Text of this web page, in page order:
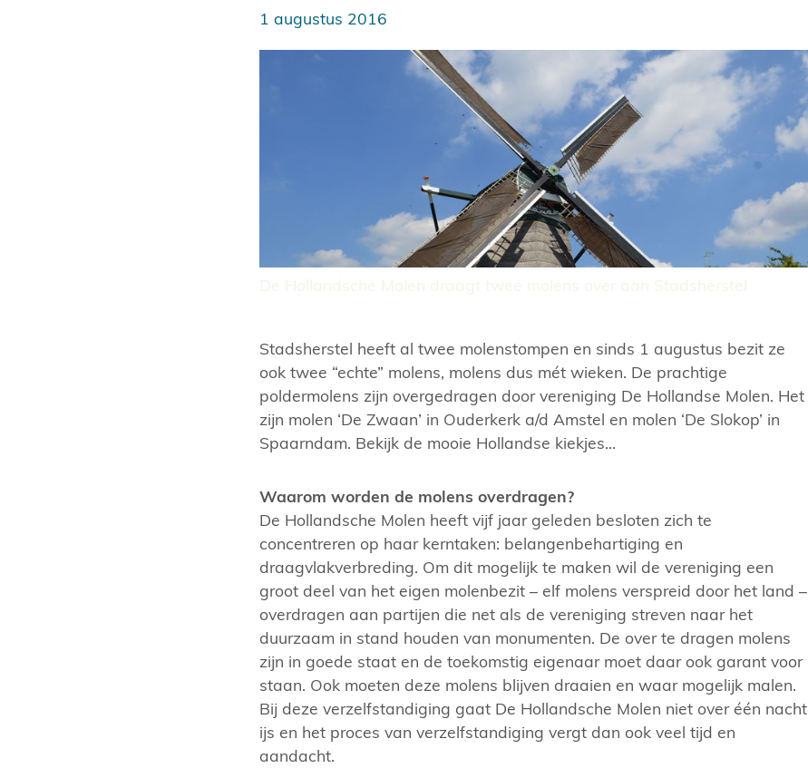
1 augustus 2016
Stadsherstel heeft al twee molenstompen en sinds 1 augustus bezit ze
ook twee “echte” molens, molens dus mét wieken. De prachtige
poldermolens zijn overgedragen door vereniging De Hollandse Molen. Het
zijn molen ‘De Zwaan’ in Ouderkerk a/d Amstel en molen ‘De Slokop’ in
Spaarndam. Bekijk de mooie Hollandse kiekjes…
Waarom worden de molens overdragen?
De Hollandsche Molen heeft vijf jaar geleden besloten zich te
concentreren op haar kerntaken: belangenbehartiging en
draagvlakverbreding. Om dit mogelijk te maken wil de vereniging een
groot deel van het eigen molenbezit – elf molens verspreid door het land –
overdragen aan partijen die net als de vereniging streven naar het
duurzaam in stand houden van monumenten. De over te dragen molens
zijn in goede staat en de toekomstig eigenaar moet daar ook garant voor
staan. Ook moeten deze molens blijven draaien en waar mogelijk malen.
Bij deze verzelfstandiging gaat De Hollandsche Molen niet over één nacht
ijs en het proces van verzelfstandiging vergt dan ook veel tijd en
aandacht.